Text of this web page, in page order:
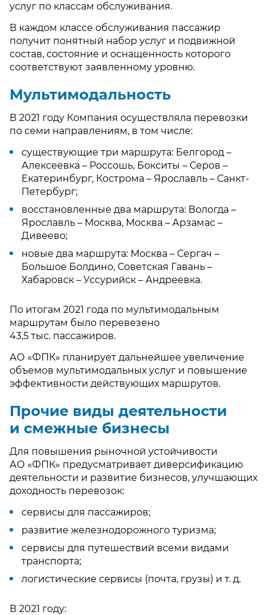
услуг по классам обслуживания.
В каждом классе обслуживания пассажир
получит понятный набор услуг и подвижной
состав, состояние и оснащенность которого
соответствуют заявленному уровню.
Мультимодальность
В 2021 году Компания осуществляла перевозки
по семи направлениям, в том числе:
существующие три маршрута: Белгород –
Алексеевка – Россошь, Бокситы – Серов –
Екатеринбург, Кострома – Ярославль – Санкт-
Петербург;
восстановленные два маршрута: Вологда –
Ярославль – Москва, Москва – Арзамас –
Дивеево;
новые два маршрута: Москва – Сергач –
Большое Болдино, Советская Гавань –
Хабаровск – Уссурийск – Андреевка.
По итогам 2021 года по мультимодальным
маршрутам было перевезено
43,5 тыс. пассажиров.
АО «ФПК» планирует дальнейшее увеличение
объемов мультимодальных услуг и повышение
эффективности действующих маршрутов.
Прочие виды деятельности
и смежные бизнесы
Для повышения рыночной устойчивости
АО «ФПК» предусматривает диверсификацию
деятельности и развитие бизнесов, улучшающих
доходность перевозок:
сервисы для пассажиров;
развитие железнодорожного туризма;
сервисы для путешествий всеми видами
транспорта;
логистические сервисы (почта, грузы) и т. д.
В 2021 году: